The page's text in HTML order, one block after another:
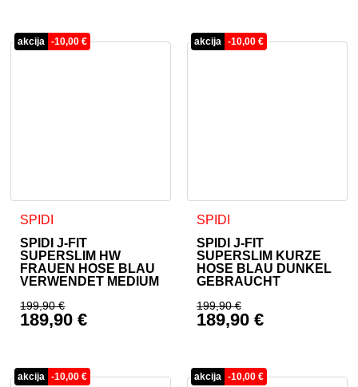
akcija -10,00€
SPIDI
SPIDI J-FIT
SUPERSLIM HW
FRAUEN HOSE BLAU
VERWENDET MEDIUM
199,90€
Ursprünglicher Preis war: 199,90 €
189,90€
Dieses Produkt weist mehrere Varianten auf. Die
akcija -10,00 €
SPIDI
SPIDI J-FIT
SUPERSLIM KURZE
HOSE BLAU DUNKEL
GEBRAUCHT
199,90€
Ursprünglicher
189,90 €
Dieses Produkt weist
akcija -10,00€ akcija -10,00 €